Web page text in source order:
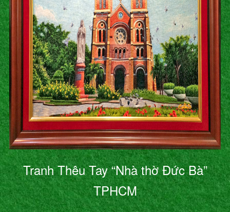
Tranh Thêu Tay “Nhà thờ Đức Bà”
TPHCM